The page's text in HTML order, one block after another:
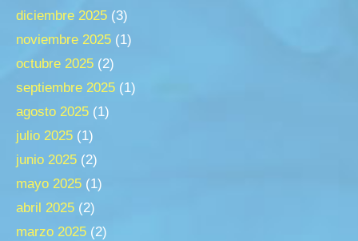
diciembre 2025 (3)
noviembre 2025 (1)
octubre 2025 (2)
septiembre 2025 (1)
agosto 2025 (1)
julio 2025 (1)
junio 2025 (2)
mayo 2025 (1)
abril 2025 (2)
marzo 2025 (2)